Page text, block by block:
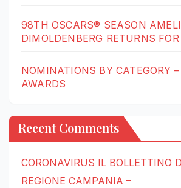
98TH OSCARS® SEASON
DIMOLDENBERG RETURNS
NOMINATIONS BY CATEGORY
AWARDS
Recent Comments
CORONAVIRUS IL BOLLETTINO
REGIONE CAMPANIA –